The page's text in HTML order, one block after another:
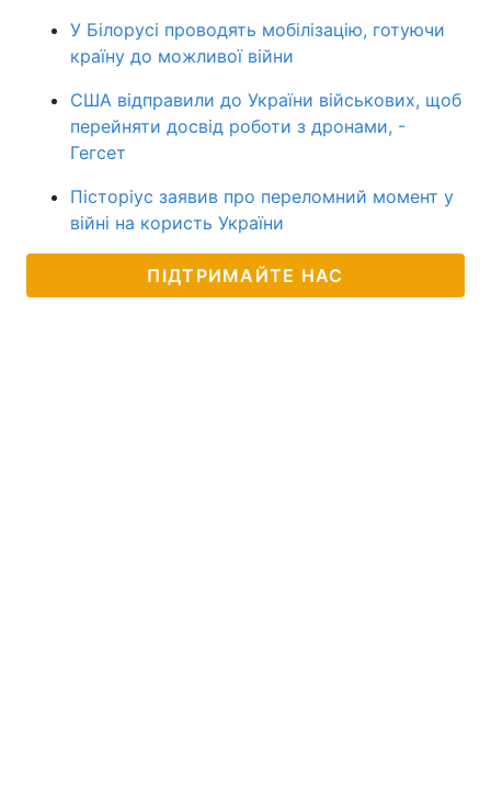
У Білорусі проводять мобілізацію, готуючи
країну до можливої війни
США відправили до України військових, щоб
перейняти досвід роботи з дронами, -
Гегсет
Пісторіус заявив про переломний момент у
війні на користь України
ПІДТРИМАЙТЕ НАС